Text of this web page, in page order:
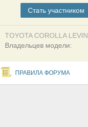
Cтать участником
TOYOTA COROLLA LEVIN
Владельцев модели:
ПРАВИЛА ФОРУМА